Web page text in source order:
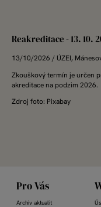
Reakreditace - 13. 10.
13/10/2026 / ÚZEI,
Zkouškový termín je určen
akreditace na podzim 2026.
Zdroj foto: Pixabay
Pro Vás
Archiv aktualit